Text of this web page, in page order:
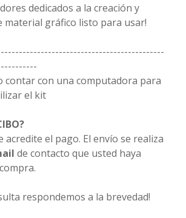
dedicados a la creación y
material gráfico listo para usar!
contar con una computadora para
el kit
acredite el pago. El envío se realiza
de contacto que usted haya
respondemos a la brevedad!